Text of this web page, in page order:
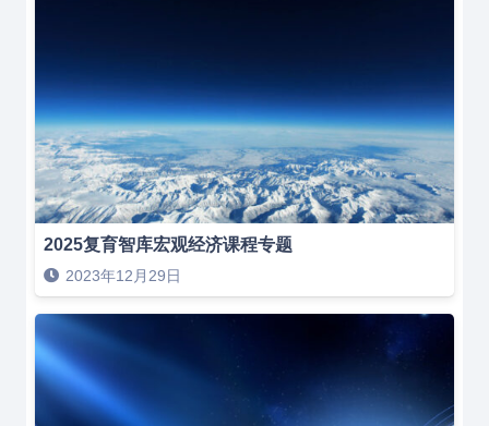
2025复育智库宏观经济课程专题
2023年12月29日